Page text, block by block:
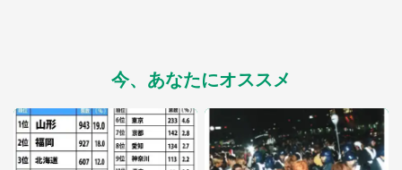
今、あなたにオススメ